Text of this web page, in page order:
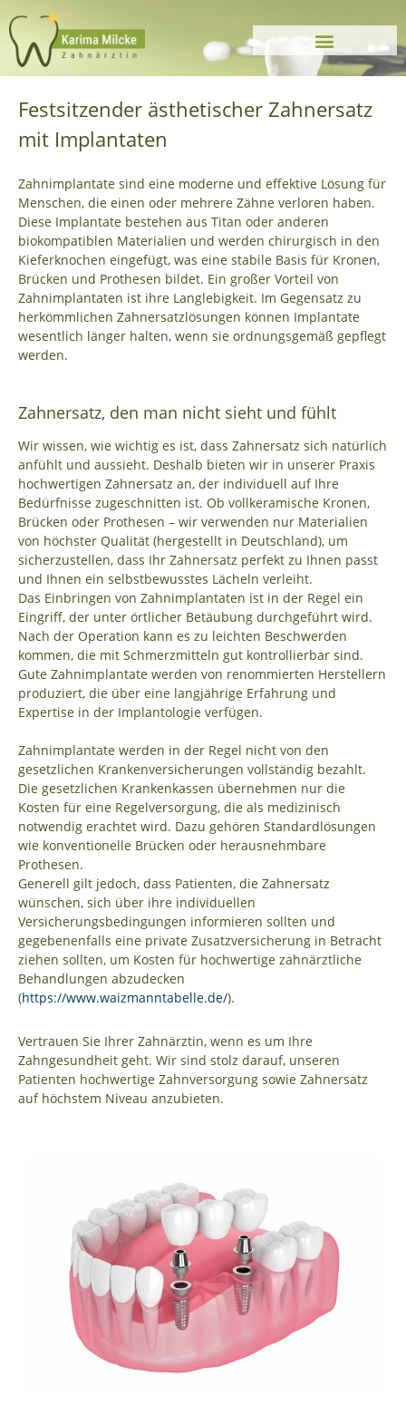
Festsitzender ästhetischer Zahnersatz
mit Implantaten
Zahnimplantate sind eine moderne und effektive Lösung für
Menschen, die einen oder mehrere Zähne verloren haben.
Diese Implantate bestehen aus Titan oder anderen
biokompatiblen Materialien und werden chirurgisch in den
Kieferknochen eingefügt, was eine stabile Basis für Kronen,
Brücken und Prothesen bildet. Ein großer Vorteil von
Zahnimplantaten ist ihre Langlebigkeit. Im Gegensatz zu
herkömmlichen Zahnersatzlösungen können Implantate
wesentlich länger halten, wenn sie ordnungsgemäß gepflegt
werden.
Zahnersatz, den man nicht sieht und fühlt
Wir wissen, wie wichtig es ist, dass Zahnersatz sich natürlich
anfühlt und aussieht. Deshalb bieten wir in unserer Praxis
hochwertigen Zahnersatz an, der individuell auf Ihre
Bedürfnisse zugeschnitten ist. Ob vollkeramische Kronen,
Brücken oder Prothesen – wir verwenden nur Materialien
von höchster Qualität (hergestellt in Deutschland), um
sicherzustellen, dass Ihr Zahnersatz perfekt zu Ihnen passt
und Ihnen ein selbstbewusstes Lächeln verleiht.
Das Einbringen von Zahnimplantaten ist in der Regel ein
Eingriff, der unter örtlicher Betäubung durchgeführt wird.
Nach der Operation kann es zu leichten Beschwerden
kommen, die mit Schmerzmitteln gut kontrollierbar sind.
Gute Zahnimplantate werden von renommierten Herstellern
produziert, die über eine langjährige Erfahrung und
Expertise in der Implantologie verfügen.
Zahnimplantate werden in der Regel nicht von den
gesetzlichen Krankenversicherungen vollständig bezahlt.
Die gesetzlichen Krankenkassen übernehmen nur die
Kosten für eine Regelversorgung, die als medizinisch
notwendig erachtet wird. Dazu gehören Standardlösungen
wie konventionelle Brücken oder herausnehmbare
Prothesen.
Generell gilt jedoch, dass Patienten, die Zahnersatz
wünschen, sich über ihre individuellen
Versicherungsbedingungen informieren sollten und
gegebenenfalls eine private Zusatzversicherung in Betracht
ziehen sollten, um Kosten für hochwertige zahnärztliche
Behandlungen abzudecken
(https://www.waizmanntabelle.de/).
Vertrauen Sie Ihrer Zahnärztin, wenn es um Ihre
Zahngesundheit geht. Wir sind stolz darauf, unseren
Patienten hochwertige Zahnversorgung sowie Zahnersatz
auf höchstem Niveau anzubieten.